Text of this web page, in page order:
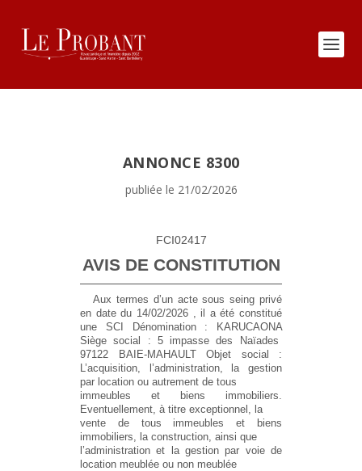
ANNONCE 8300
publiée le 21/02/2026
FCI02417
AVIS DE CONSTITUTION
Aux termes d’un acte sous seing privé
en date du 14/02/2026 , il a été constitué
une SCI
Dénomination :
KARUCAONA
Siège social : 5 impasse des Naïades
97122 BAIE-MAHAULTObjet social :
L’acquisition, l’administration, la gestion
par location ou autrement de tous
immeubles et biens immobiliers.
Eventuellement, à titre exceptionnel, la
vente de tous immeubles et biens
immobiliers, la construction, ainsi que
l’administration et la gestion par voie de
location meublée ou non meublée